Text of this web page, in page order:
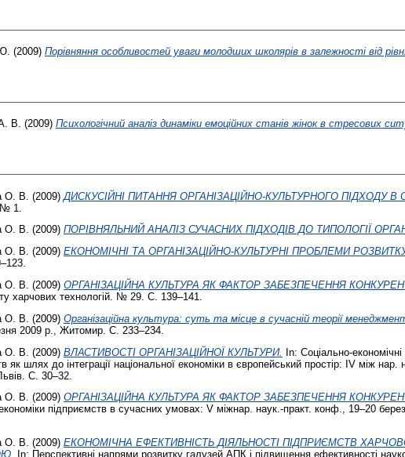
(2009) Порівняння особливостей уваги молодших школярів в залежності від
В. (2009) Психологічний аналіз динаміки емоційних станів жінок в стресових
О. В. (2009) ДИСКУСІЙНІ ПИТАННЯ ОРГАНІЗАЦІЙНО-КУЛЬТУРНОГО ПІДХОДУ
№ 1.
О. В. (2009) ПОРІВНЯЛЬНИЙ АНАЛІЗ СУЧАСНИХ ПІДХОДІВ ДО ТИПОЛОГІЇ
О. В. (2009) ЕКОНОМІЧНІ ТА ОРГАНІЗАЦІЙНО-КУЛЬТУРНІ ПРОБЛЕМИ
О. В. (2009) ОРГАНІЗАЦІЙНА КУЛЬТУРА ЯК ФАКТОР ЗАБЕЗПЕЧЕННЯ
харчових технологій. № 29. С. 139–141.
О. В. (2009) Організаційна культура: суть та місце в сучасній теорії
2009 р., Житомир. С. 233–234.
О. В. (2009) ВЛАСТИВОСТІ ОРГАНІЗАЦІЙНОЇ КУЛЬТУРИ. In: Соціально-
як шлях до інтеграції національної економіки в європейський простір: ІV між
С. 30–32.
О. В. (2009) ОРГАНІЗАЦІЙНА КУЛЬТУРА ЯК ФАКТОР ЗАБЕЗПЕЧЕННЯ
підприємств в сучасних умовах: V міжнар. наук.-практ. конф., 19–20
О. В. (2009) ЕКОНОМІЧНА ЕФЕКТИВНІСТЬ ДІЯЛЬНОСТІ ПІДПРИЄМСТВ
In: Перспективні напрями розвитку галузей АПК і підвищення ефективності